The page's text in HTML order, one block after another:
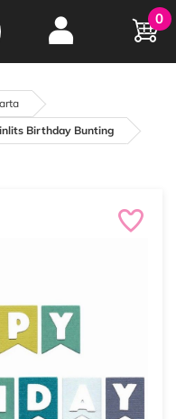
Hobby e
creatività...
oltre 15 anni online
0
Birthday Bunting